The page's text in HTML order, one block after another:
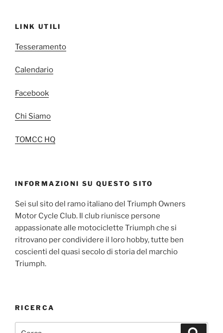
LINK UTILI
Tesseramento
Calendario
Facebook
Chi Siamo
TOMCC HQ
INFORMAZIONI SU QUESTO SITO
Sei sul sito del ramo italiano del Triumph Owners
Motor Cycle Club. Il club riunisce persone
appassionate alle motociclette Triumph che si
ritrovano per condividere il loro hobby, tutte ben
coscienti del quasi secolo di storia del marchio
Triumph.
RICERCA